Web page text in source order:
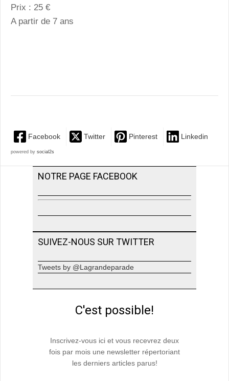
Prix : 25 €
A partir de 7 ans
Facebook Twitter Pinterest Linkedin
powered by social2s
NOTRE PAGE FACEBOOK
SUIVEZ-NOUS SUR TWITTER
Tweets by @Lagrandeparade
C'est possible!
Inscrivez-vous ici et vous recevrez deux
fois par mois une newsletter répertoriant
les derniers articles parus!